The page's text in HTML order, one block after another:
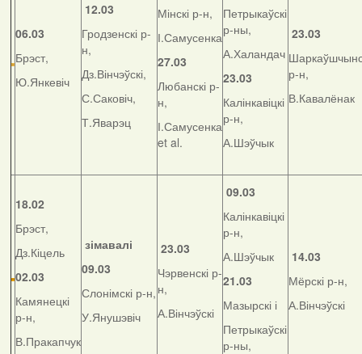
06.03
Брэст,
Ю.Янкевіч
12.03
Гродзенскі р-
н,
Дз.Вінчэўскі,
С.Саковіч,
Т.Яварэц
Мінскі р-н,
І.Самусенка
27.03
Любанскі р-
н,
І.Самусенка
et al.
Петрыкаўскі
р-ны,
А.Халандач
23.03
Калінкавіцкі
р-н,
А.Шэўчык
23.03
р-н,
В.Кавалёнак
18.02
Брэст,
Дз.Кіцель
02.03
Камянецкі
р-н,
В.Пракапчук
зімавалі
09.03
Слонімскі р-н,
У.Янушэвіч
23.03
Чэрвенскі р-
н,
А.Вінчэўскі
09.03
Калінкавіцкі
р-н,
А.Шэўчык
21.03
Мазырскі і
Петрыкаўскі
р-ны,
14.03
Мёрскі р-н,
А.Вінчэўскі